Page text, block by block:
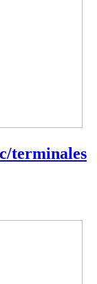
terminales